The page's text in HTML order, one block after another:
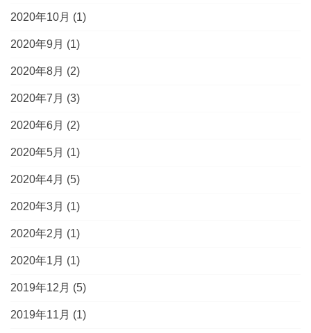
2020年10月 (1)
2020年9月 (1)
2020年8月 (2)
2020年7月 (3)
2020年6月 (2)
2020年5月 (1)
2020年4月 (5)
2020年3月 (1)
2020年2月 (1)
2020年1月 (1)
2019年12月 (5)
2019年11月 (1)